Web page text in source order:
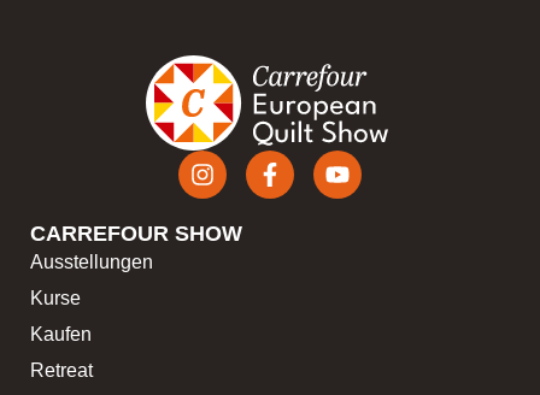
CARREFOUR SHOW
Ausstellungen
Kurse
Kaufen
Retreat